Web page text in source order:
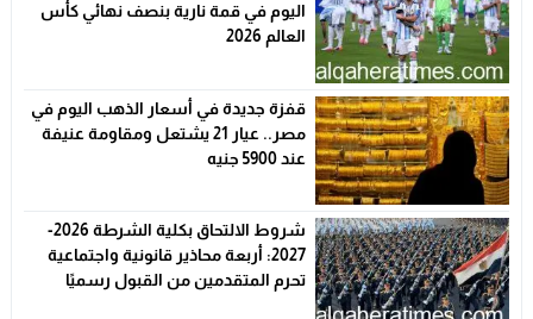
اليوم في قمة نارية بنصف نهائي كأس
العالم 2026
قفزة جديدة في أسعار الذهب اليوم في
مصر.. عيار 21 يشتعل ومقاومة عنيفة
عند 5900 جنيه
شروط الالتحاق بكلية الشرطة 2026-
2027: أربعة محاذير قانونية واجتماعية
تحرم المتقدمين من القبول رسميًا